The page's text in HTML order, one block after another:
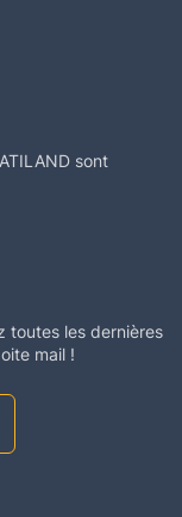
sont
toutes les dernières
mail !